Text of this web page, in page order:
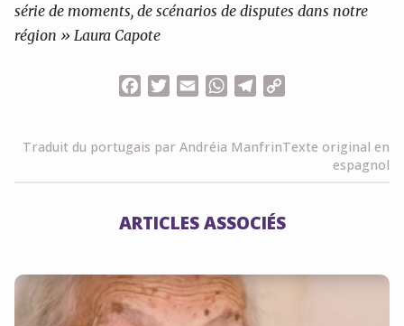
série de moments, de scénarios de disputes dans notre
région » Laura Capote
FacebookTwitterEmailWhatsApp
Telegram
Traduit du portugais par Andréia ManfrinTexte original en
espagnol
ARTICLES ASSOCIÉS